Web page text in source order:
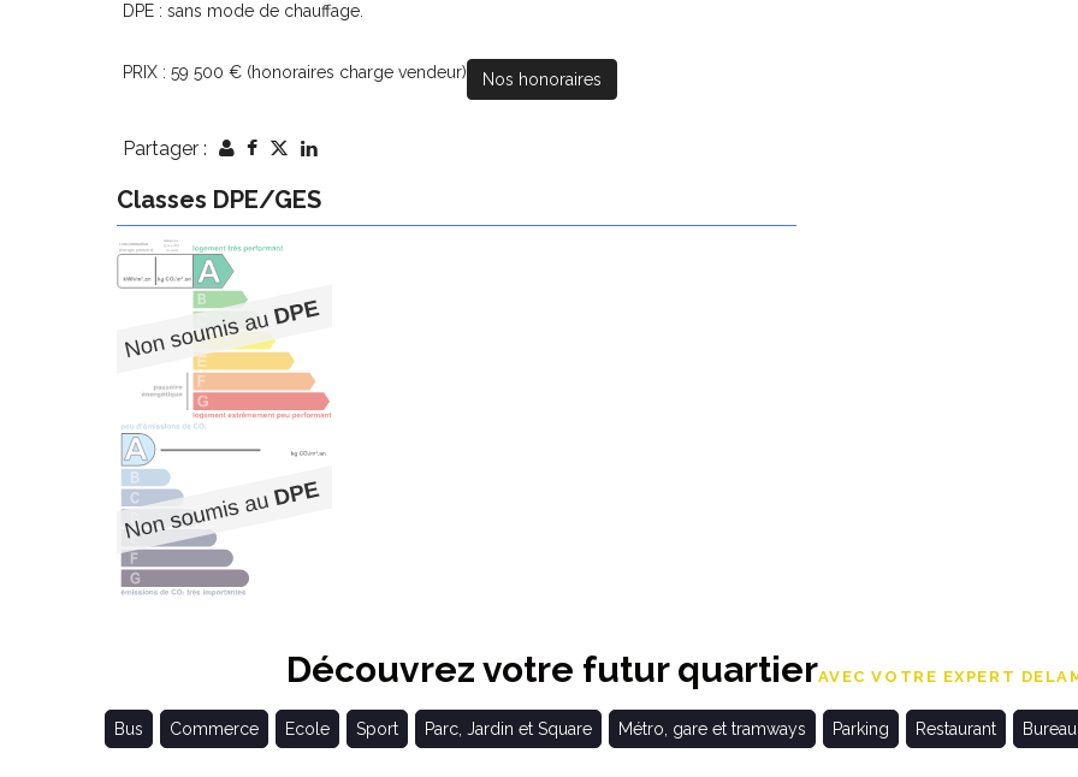
DPE : sans mode de chauffage.
PRIX : 59 500 € (honoraires charge vendeur) Nos honoraires
Partager :
Classes DPE/GES
Découvrez votre futur quartierAVEC VOTRE EXPERT
Bus Commerce Ecole Sport Parc, Jardin et Square Métro, gare et tramways Parking Restaurant